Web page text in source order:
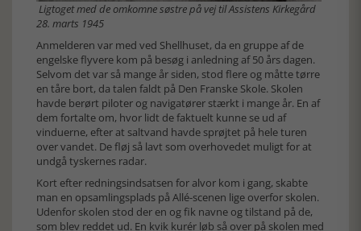
Ligtoget med de omkomne søstre på vej til Assistens Kirkegård
28. marts 1945
Anmelderen var med ved Shellhuset, da en gruppe af de
engelske flyvere kom på besøg i anledning af 50 års dagen.
Selvom det var så mange år siden, stod flere og måtte tørre
en tåre bort, da talen faldt på Den Franske Skole. Skolen
havde berørt piloter og navigatører stærkt i mange år. En af
dem fortalte om, hvor lidt de faktuelt kunne se ud af
vinduerne, efter at saltvand havde sprøjtet på hele turen
over vandet. De fløj så lavt som overhovedet muligt for at
undgå tyskernes radar.
Kort efter redningsindsatsen for alvor kom i gang, skabte
man en opsamlingsplads på Allé-scenen lige overfor skolen.
Udenfor skolen stod der en og fik navne og tilstand på de,
som blev reddet ud. En kvik kurér løb så over på skolen med